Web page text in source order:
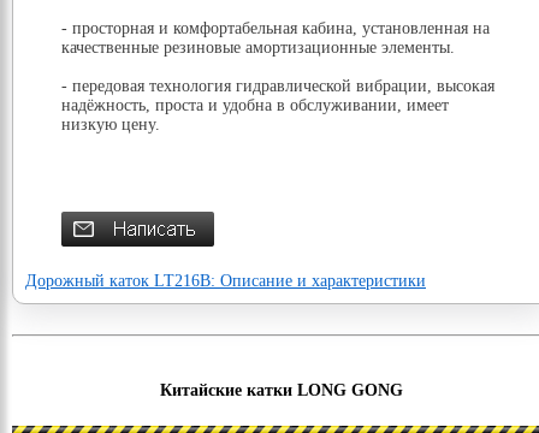
- просторная и комфортабельная кабина, установленная на
качественные резиновые амортизационные элементы.
- передовая технология гидравлической вибрации, высокая
надёжность, проста и удобна в обслуживании, имеет
низкую цену.
Дорожный каток LT216B: Описание и характеристики
Китайские катки LONG GONG